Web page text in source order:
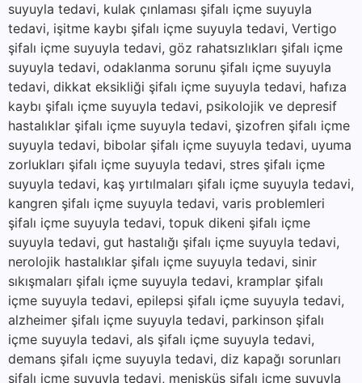
suyuyla tedavi, kulak çınlaması şifalı içme suyuyla
tedavi, işitme kaybı şifalı içme suyuyla tedavi, Vertigo
şifalı içme suyuyla tedavi, göz rahatsızlıkları şifalı içme
suyuyla tedavi, odaklanma sorunu şifalı içme suyuyla
tedavi, dikkat eksikliği şifalı içme suyuyla tedavi, hafıza
kaybı şifalı içme suyuyla tedavi, psikolojik ve depresif
hastalıklar şifalı içme suyuyla tedavi, şizofren şifalı içme
suyuyla tedavi, bibolar şifalı içme suyuyla tedavi, uyuma
zorlukları şifalı içme suyuyla tedavi, stres şifalı içme
suyuyla tedavi, kaş yırtılmaları şifalı içme suyuyla tedavi,
kangren şifalı içme suyuyla tedavi, varis problemleri
şifalı içme suyuyla tedavi, topuk dikeni şifalı içme
suyuyla tedavi, gut hastalığı şifalı içme suyuyla tedavi,
nerolojik hastalıklar şifalı içme suyuyla tedavi, sinir
sıkışmaları şifalı içme suyuyla tedavi, kramplar şifalı
içme suyuyla tedavi, epilepsi şifalı içme suyuyla tedavi,
alzheimer şifalı içme suyuyla tedavi, parkinson şifalı
içme suyuyla tedavi, als şifalı içme suyuyla tedavi,
demans şifalı içme suyuyla tedavi, diz kapağı sorunları
şifalı içme suyuyla tedavi, menisküs şifalı içme suyuyla